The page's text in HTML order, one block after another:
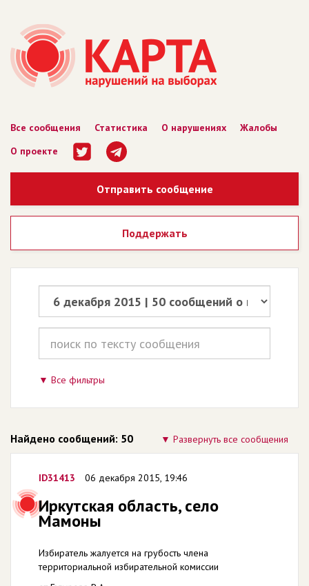
Все сообщения Статистика О нарушениях
Жалобы
О проекте
Отправить сообщение
Поддержать
Все фильтры
Найдено сообщений: 50 Развернуть все сообщения
ID31413 06 декабря 2015, 19:46
Иркутская область, село
Мамоны
Избиратель жалуется на грубость члена
территориальной избирательной комиссии